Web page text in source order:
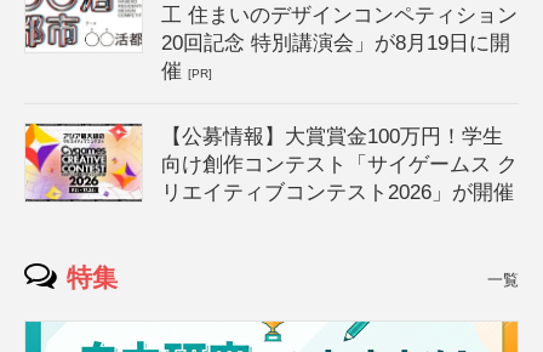
工 住まいのデザインコンペティション
20回記念 特別講演会」が8月19日に開
催[PR]
【公募情報】大賞賞金100万円！学生
向け創作コンテスト「サイゲームス ク
リエイティブコンテスト2026」が開催
特集 一覧